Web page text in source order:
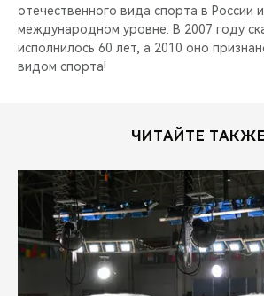
отечественного вида спорта в России
международном уровне. В 2007 году
исполнилось 60 лет, а 2010 оно
видом спорта!
ЧИТАЙТЕ ТАКЖЕ